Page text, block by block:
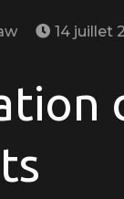
14 juillet